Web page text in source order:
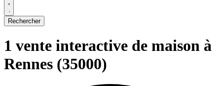
Rechercher
1 vente interactive de maison à
Rennes (35000)